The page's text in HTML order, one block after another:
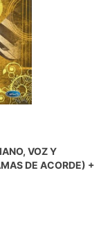
VOZ Y
DE ACORDE) +